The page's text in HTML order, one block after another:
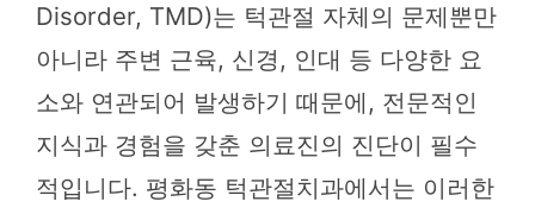
Disorder, TMD)는 턱관절 자체의 문제뿐만
아니라 주변 근육, 신경, 인대 등 다양한 요
소와 연관되어 발생하기 때문에, 전문적인
지식과 경험을 갖춘 의료진의 진단이 필수
적입니다. 평화동 턱관절치과에서는 이러한